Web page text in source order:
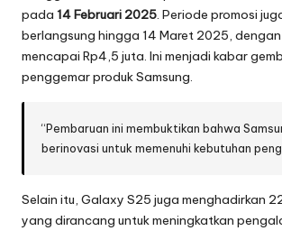
pada 14 Februari 2025. Periode promosi
berlangsung hingga 14 Maret 2025,
mencapai Rp4,5 juta. Ini menjadi kabar
penggemar produk Samsung.
“Pembaruan ini membuktikan bahwa
berinovasi untuk memenuhi kebutuhan
Selain itu, Galaxy S25 juga menghadirkan
yang dirancang untuk meningkatkan